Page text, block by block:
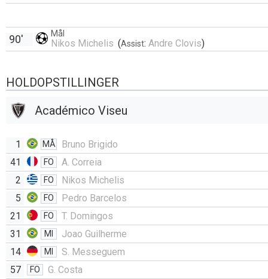
Mål
Nikos Michelis (Assist: Andre Clovis)
90'
HOLDOPSTILLINGER
Académico Viseu
1 MÅ
Bruno Brigido
41
FO
A. Correia
2
FO
Nikos Michelis
5
FO
Pedro Barcelos
21
FO
T. Domingos
31
MI
Joao Guilherme
14
MI
S. Messeguem
57
FO
G. Costa